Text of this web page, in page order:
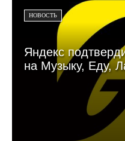
НОВОСТЬ
Яндекс
на Музыку, Еду,